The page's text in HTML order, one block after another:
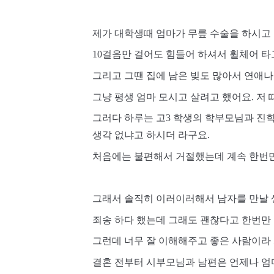
제가 대학생때 엄마가 무릎 수술을 하시
10걸음만 걸어도 힘들어 하셔서 휠체어
그리고 그땐 집에 남은 빚도 많아서 연애
그냥 평생 엄마 모시고 살려고 했어요. 저
그러다 하루는 고3 학생의 학부모님과 진
생각 없냐고 하시더 라구요.
처음에는 불편해서 거절했는데 계속 한번
그래서 솔직히 이러이러해서 남자를 만날
죄송 하다 했는데 그래도 괜찮다고 한번
그런데 너무 잘 이해해주고 좋은 사람이
결혼 전부터 시부모님과 남편은 언제나